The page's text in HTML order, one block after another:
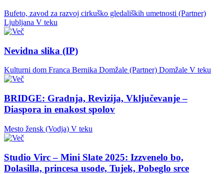
Bufeto, zavod za razvoj cirkuško gledaliških umetnosti (Partner)
Ljubljana V teku
Nevidna slika (IP)
Kulturni dom Franca Bernika Domžale (Partner) Domžale V teku
BRIDGE: Gradnja, Revizija, Vključevanje –
Diaspora in enakost spolov
Mesto žensk (Vodja) V teku
Studio Virc – Mini Slate 2025: Izzvenelo bo,
Dolasilla, princesa usode, Tujek, Pobeglo srce